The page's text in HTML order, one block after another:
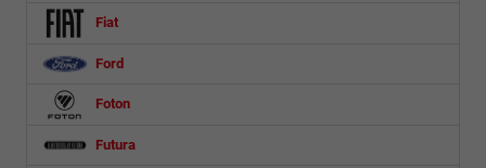
Fiat
Ford
Foton
Futura